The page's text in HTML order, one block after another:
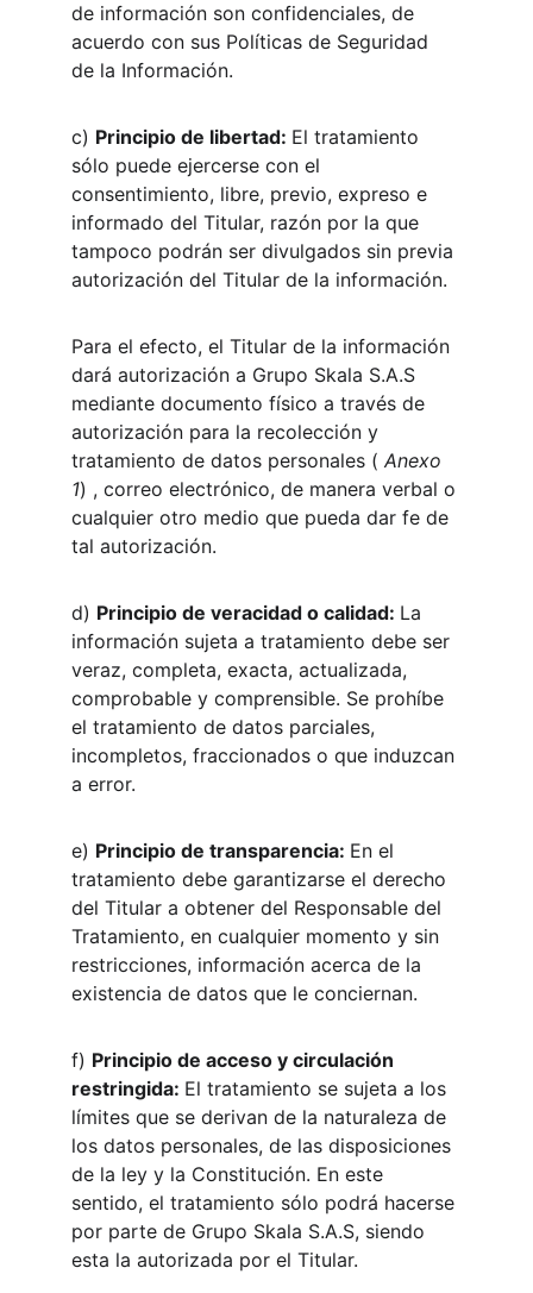
de información son confidenciales, de
acuerdo con sus Políticas de Seguridad
de la Información.
c) Principio de libertad: El tratamiento
sólo puede ejercerse con el
consentimiento, libre, previo, expreso e
informado del Titular, razón por la que
tampoco podrán ser divulgados sin previa
autorización del Titular de la información.
Para el efecto, el Titular de la información
dará autorización a Grupo Skala S.A.S
mediante documento físico a través de
autorización para la recolección y
tratamiento de datos personales ( Anexo
1) , correo electrónico, de manera verbal o
cualquier otro medio que pueda dar fe de
tal autorización.
d) Principio de veracidad o calidad: La
información sujeta a tratamiento debe ser
veraz, completa, exacta, actualizada,
comprobable y comprensible. Se prohíbe
el tratamiento de datos parciales,
incompletos, fraccionados o que induzcan
a error.
e) Principio de transparencia: En el
tratamiento debe garantizarse el derecho
del Titular a obtener del Responsable del
Tratamiento, en cualquier momento y sin
restricciones, información acerca de la
existencia de datos que le conciernan.
f) Principio de acceso y circulación
restringida: El tratamiento se sujeta a los
límites que se derivan de la naturaleza de
los datos personales, de las disposiciones
de la ley y la Constitución. En este
sentido, el tratamiento sólo podrá hacerse
por parte de Grupo Skala S.A.S, siendo
esta la autorizada por el Titular.